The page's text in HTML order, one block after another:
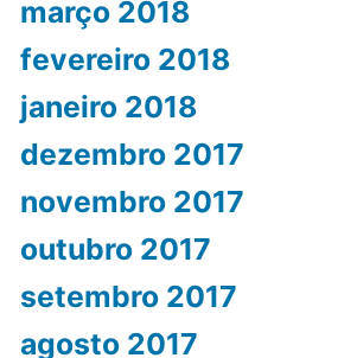
março 2018
fevereiro 2018
janeiro 2018
dezembro 2017
novembro 2017
outubro 2017
setembro 2017
agosto 2017